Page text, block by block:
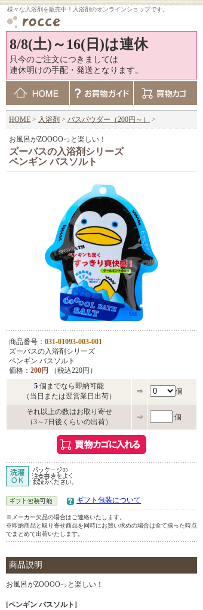
様々な入浴剤を販売中！入浴剤のオンラインショップです。
8/8(土)～16(日)は連休
只今のご注文につきましては
連休明けの手配・発送となります。
HOME > 入浴剤 > バスパウダー（200円～） >
お風呂がZOOOOっと楽しい！
ズーバスの入浴剤シリーズ
ペンギン バスソルト
商品番号： 031-01093-003-001
ズーバスの入浴剤シリーズ
ペンギン バスソルト
価格： 200円
（税込220円）
5 個までなら即納可能
（当日または翌営業日出荷）
⇒ 個
それ以上の数はお取り寄せ
（3～7日後くらいの出荷）
⇒ 個
ギフト包装について
※メーカー欠品の場合はご連絡いたします。
※即納商品と取り寄せ商品を同時にお買い求めの場合は全て揃った時点
でまとめて出荷いたします。
商品説明
お風呂がZOOOOっと楽しい！
[ペンギン バスソルト]